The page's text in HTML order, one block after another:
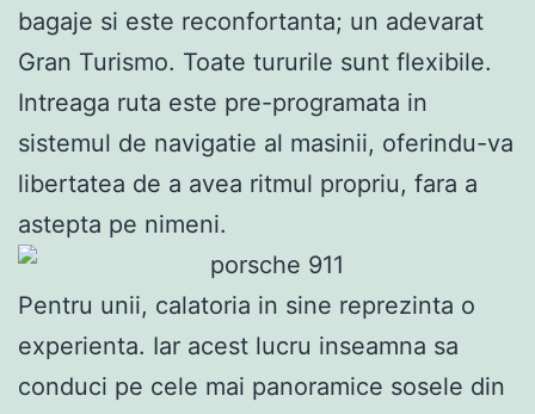
bagaje si este reconfortanta; un adevarat
Gran Turismo. Toate tururile sunt flexibile.
Intreaga ruta este pre-programata in
sistemul de navigatie al masinii, oferindu-va
libertatea de a avea ritmul propriu, fara a
astepta pe nimeni.
Pentru unii, calatoria in sine reprezinta o
experienta. Iar acest lucru inseamna sa
conduci pe cele mai panoramice sosele din